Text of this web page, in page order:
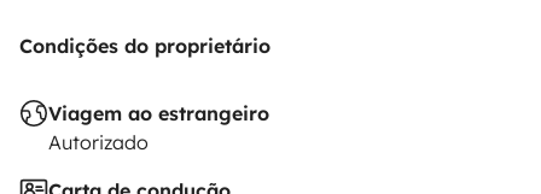
Condições do proprietário
Viagem ao estrangeiro
Autorizado